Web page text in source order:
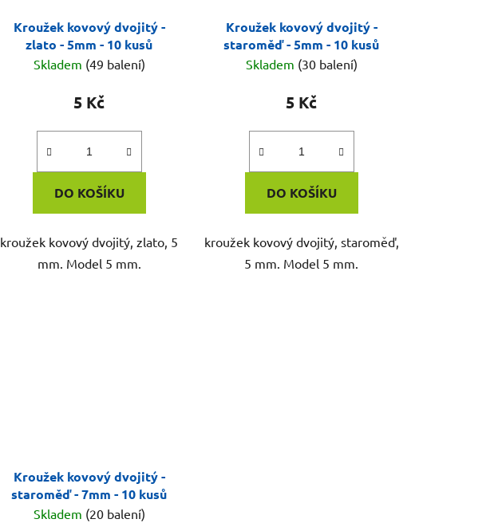
Kroužek kovový dvojitý -
zlato - 5mm - 10 kusů
Skladem (49 balení)
5 Kč
DO KOŠÍKU
kroužek kovový dvojitý, zlato, 5
mm. Model 5 mm.
Kroužek kovový dvojitý -
staroměď - 5mm - 10 kusů
Skladem (30 balení)
5 Kč
DO KOŠÍKU
kroužek kovový dvojitý, staroměď,
5 mm. Model 5 mm.
Kroužek kovový dvojitý -
staroměď - 7mm - 10 kusů
Skladem (20 balení)